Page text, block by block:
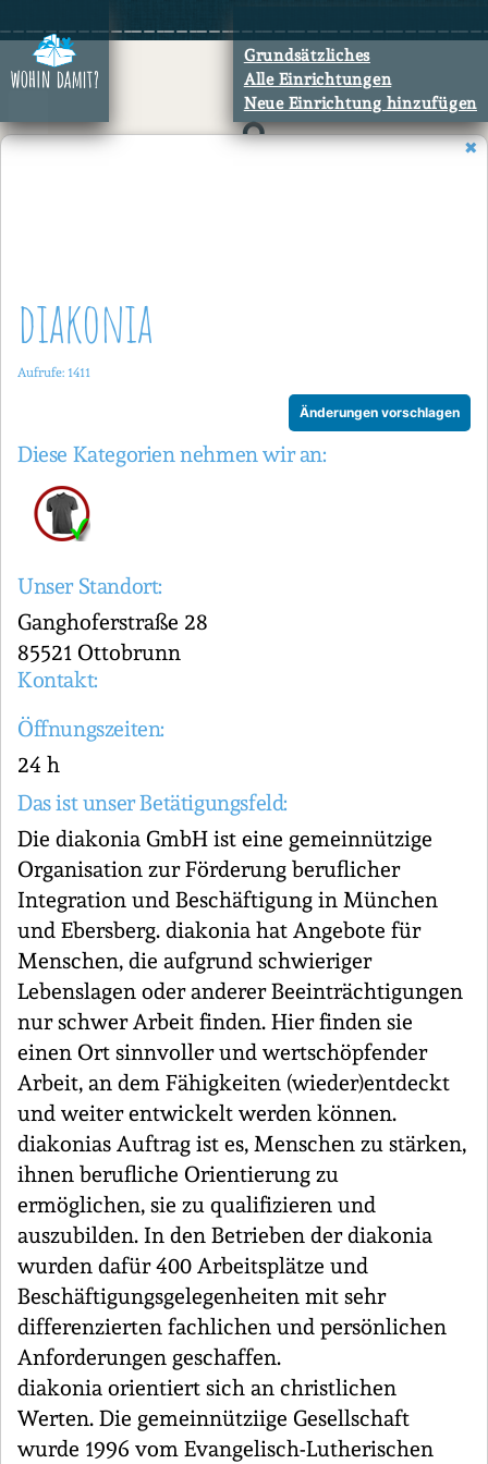
Inhalt
springen
Grundsätzliches
Alle Einrichtungen
Neue Einrichtung hinzufügen
diakonia
Aufrufe: 1411
Änderungen vorschlagen
Diese Kategorien nehmen wir an:
Unser Standort:
Ganghoferstraße 28
85521 Ottobrunn
Kontakt:
Öffnungszeiten:
24 h
Das ist unser Betätigungsfeld:
Die diakonia GmbH ist eine gemeinnützige
Organisation zur Förderung beruflicher
Integration und Beschäftigung in München
und Ebersberg. diakonia hat Angebote für
Menschen, die aufgrund schwieriger
Lebenslagen oder anderer Beeinträchtigungen
nur schwer Arbeit finden. Hier finden sie
einen Ort sinnvoller und wertschöpfender
Arbeit, an dem Fähigkeiten (wieder)entdeckt
und weiter entwickelt werden können.
diakonias Auftrag ist es, Menschen zu stärken,
ihnen berufliche Orientierung zu
ermöglichen, sie zu qualifizieren und
auszubilden. In den Betrieben der diakonia
wurden dafür 400 Arbeitsplätze und
Beschäftigungsgelegenheiten mit sehr
differenzierten fachlichen und persönlichen
Anforderungen geschaffen.
diakonia orientiert sich an christlichen
Werten. Die gemeinnütziige Gesellschaft
wurde 1996 vom Evangelisch-Lutherischen